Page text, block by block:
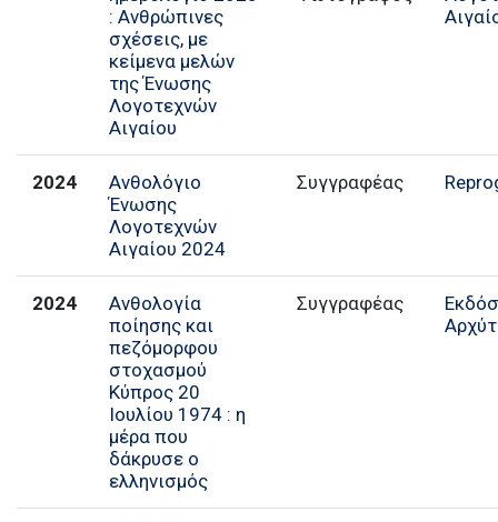
: Ανθρώπινες
σχέσεις, με
κείμενα μελών
της Ένωσης
Λογοτεχνών
Αιγαίου
2024
Ανθολόγιο
Ένωσης
Λογοτεχνών
Αιγαίου 2024
Συγγραφέας
2024
Ανθολογία
ποίησης και
πεζόμορφου
στοχασμού
Κύπρος 20
Ιουλίου 1974 : η
μέρα που
δάκρυσε ο
ελληνισμός
Συγγραφέας